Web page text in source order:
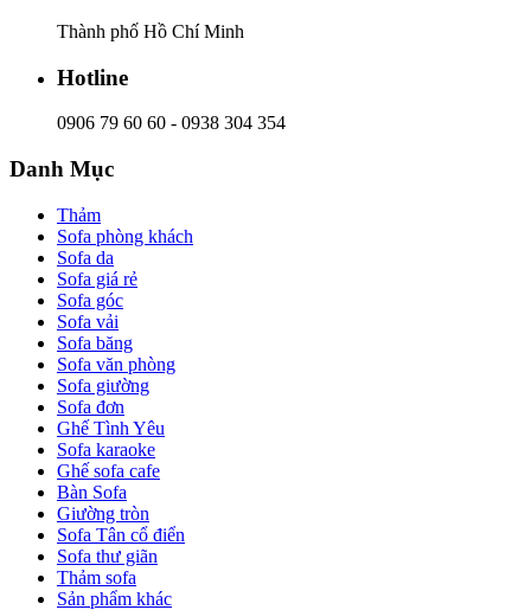
Thành phố Hồ Chí Minh
Hotline
0906 79 60 60 - 0938 304 354
Danh Mục
Thảm
Sofa phòng khách
Sofa da
Sofa giá rẻ
Sofa góc
Sofa vải
Sofa băng
Sofa văn phòng
Sofa giường
Sofa đơn
Ghế Tình Yêu
Sofa karaoke
Ghế sofa cafe
Bàn Sofa
Giường tròn
Sofa Tân cổ điển
Sofa thư giãn
Thảm sofa
Sản phẩm khác